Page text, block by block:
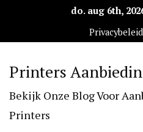
do. aug 6th,
Printers
Bekijk Onze Blog Voor
Printers